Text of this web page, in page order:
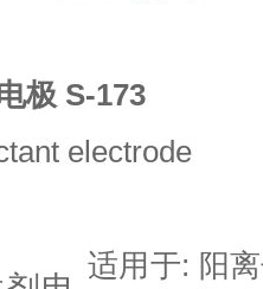
极 S-173
electrode
适用于: 阳